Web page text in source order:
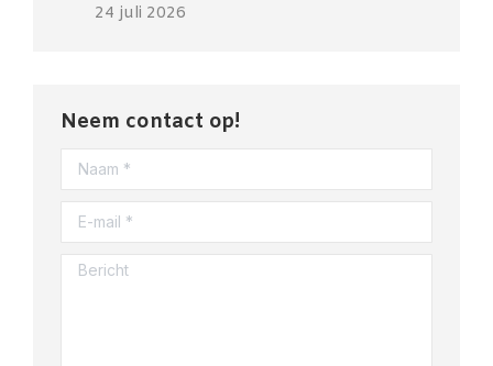
24 juli 2026
Neem contact op!
Bericht